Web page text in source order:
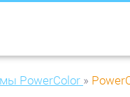
PowerColor »